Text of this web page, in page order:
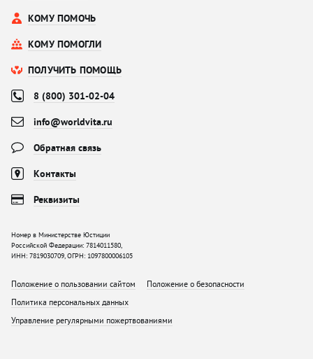
КОМУ ПОМОЧЬ
КОМУ ПОМОГЛИ
ПОЛУЧИТЬ ПОМОЩЬ
8 (800) 301-02-04
info@worldvita.ru
Обратная связь
Контакты
Реквизиты
Номер в Министерстве Юстиции
Российской Федерации: 7814011580,
ИНН: 7819030709, ОГРН: 1097800006105
Положение о пользовании сайтом
Положение о безопасности
Политика персональных данных
Управление регулярными пожертвованиями